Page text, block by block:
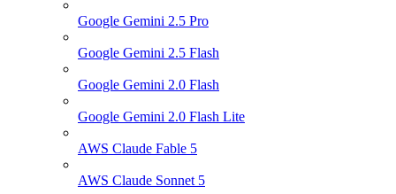
Google Gemini 2.5 Pro
Google Gemini 2.5 Flash
Google Gemini 2.0 Flash
Google Gemini 2.0 Flash Lite
AWS Claude Fable 5
AWS Claude Sonnet 5